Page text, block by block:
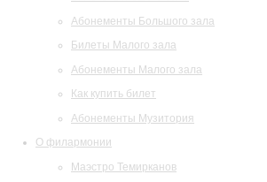
Абонементы Большого зала
Билеты Малого зала
Абонементы Малого зала
Как купить билет
Абонементы Музитория
О филармонии
Маэстро Темирканов